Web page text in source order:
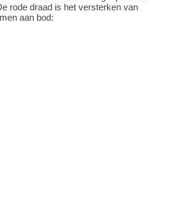
rode draad is het versterken van
aan bod: